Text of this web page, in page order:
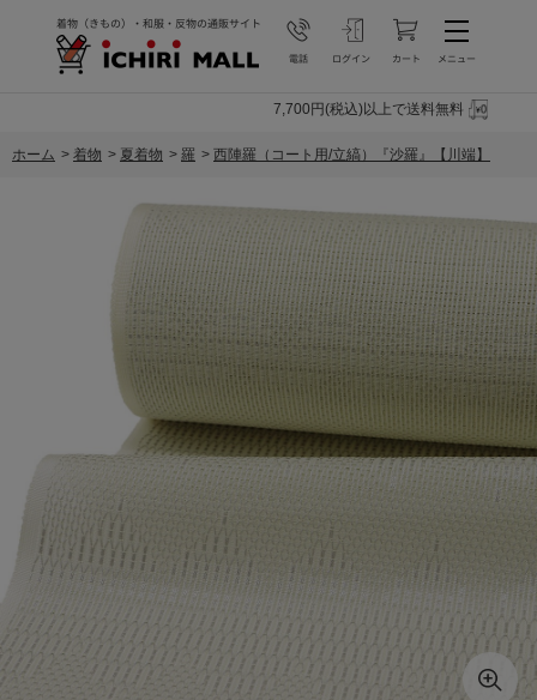
7,700円(税込)以上で送料無料
ホーム > 着物 > 夏着物 > 羅 > 西陣羅（コート用/立縞）『沙羅』【川端】